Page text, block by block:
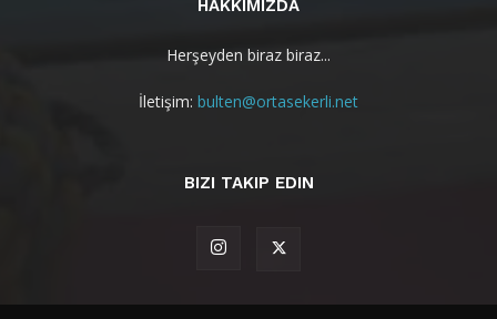
HAKKIMIZDA
Herşeyden biraz biraz...
İletişim: bulten@ortasekerli.net
BIZI TAKIP EDIN